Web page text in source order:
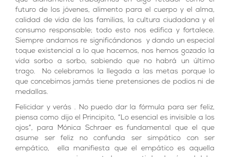
futuro de los jóvenes, alimento para el cuerpo y el alma,
calidad de vida de las familias, la cultura ciudadana y el
consumo responsable; todo esto nos edifica y fortalece.
Siempre andamos re significándonos y dando un especial
toque existencial a lo que hacemos, nos hemos gozado la
vida sorbo a sorbo, sabiendo que no habrá un último
trago. No celebramos la llegada a las metas porque lo
que concebimos jamás tiene pretensiones de podios ni de
medallas.
Felicidar y verás . No puedo dar la fórmula para ser feliz,
piensa como dijo el Principito, “Lo esencial es invisible a los
ojos”, para Mónica Schraer es fundamental que el que
asume ser feliz no confunda ser simpático con ser
empático, ella manifiesta que el empático es aquella